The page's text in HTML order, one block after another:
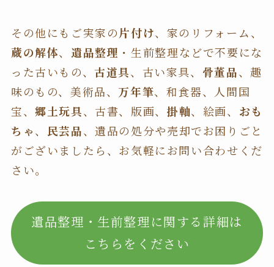
その他にもご実家の片付け、家のリフォーム、
蔵の解体、 遺品整理 ・生前整理などで不要にな
った古いもの、 古道具、古い家具、 骨董品、趣
味のもの、美術品、万年筆、和食器、人間国
宝、郷土玩具、古書、版画、 掛軸、絵画、 おも
ちゃ、 民芸品、遺品の処分や売却でお困りごと
がございましたら、お気軽にお問い合わせくだ
さい。
遺品整理・生前整理に関する詳細は
こちらをください